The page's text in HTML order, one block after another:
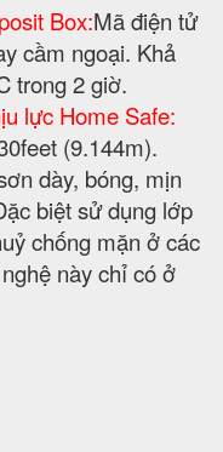
Box:Mã điện tử
cầm ngoại. Khả
trong 2 giờ.
lực Home Safe:
(9.144m).
dày, bóng, mịn
biệt sử dụng lớp
chống mặn ở các
này chỉ có ở